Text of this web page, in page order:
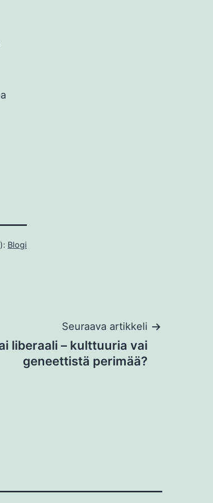
Blogi
Seuraava artikkeli
liberaali – kulttuuria vai
geneettistä perimää?